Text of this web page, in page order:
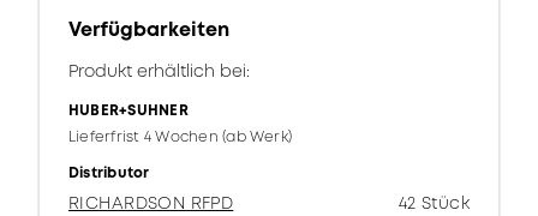
Verfügbarkeiten
Produkt erhältlich bei:
HUBER+SUHNER
Lieferfrist 4 Wochen (ab Werk)
Distributor
RICHARDSON RFPD
42 Stück